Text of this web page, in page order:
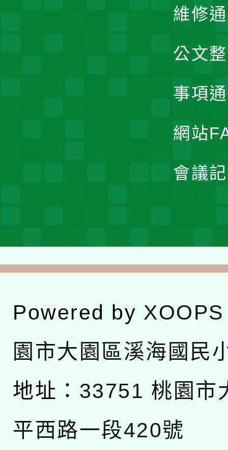
維修
公文
事項
網站
會議
Powered by XOOPS
園市大園區溪海國民
地址： 33751 桃園市
平西路一段420號